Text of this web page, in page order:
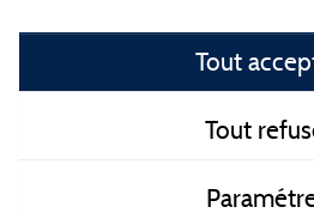
Faites vous votre propre idée du
avec clubenfants, avec vos
ou dans un
Tous les campings en Ardèche et au
Tout
Tout